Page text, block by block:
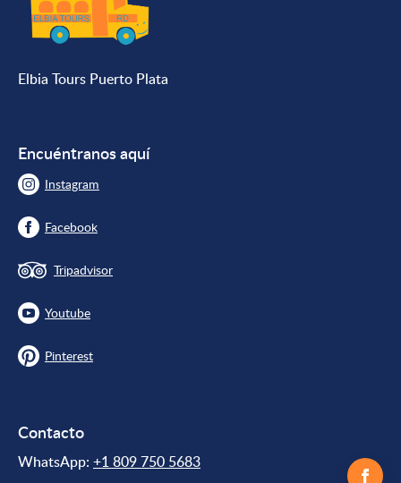
Elbia Tours Puerto Plata
Encuéntranos aquí
Instagram
Facebook
Tripadvisor
Youtube
Pinterest
Contacto
WhatsApp: +1 809 750 5683